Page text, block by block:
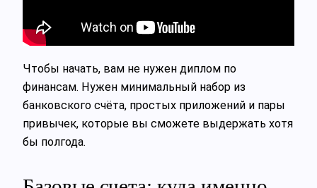
Чтобы начать, вам не нужен диплом по
финансам. Нужен минимальный набор из
банковского счёта, простых приложений и пары
привычек, которые вы сможете выдержать хотя
бы полгода.